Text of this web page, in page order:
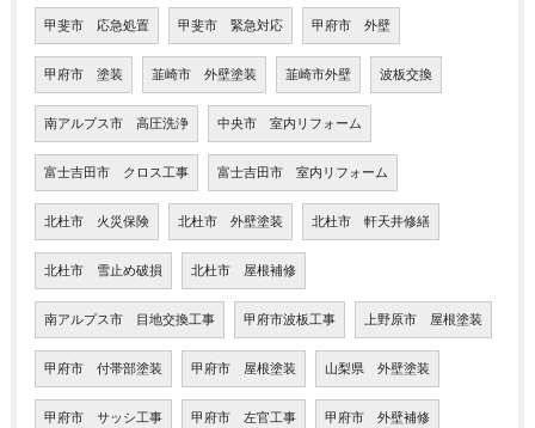
甲斐市 応急処置 甲斐市 緊急対応 甲府市 外壁
甲府市 塗装 韮崎市 外壁塗装 韮崎市外壁 波板交換
南アルプス市 高圧洗浄 中央市 室内リフォーム
富士吉田市 クロス工事 富士吉田市 室内リフォーム
北杜市 火災保険 北杜市 外壁塗装 北杜市 軒天井修繕
北杜市 雪止め破損 北杜市 屋根補修
南アルプス市 目地交換工事 甲府市波板工事 上野原市 屋根塗装
甲府市 付帯部塗装 甲府市 屋根塗装 山梨県 外壁塗装
甲府市 サッシ工事 甲府市 左官工事 甲府市 外壁補修